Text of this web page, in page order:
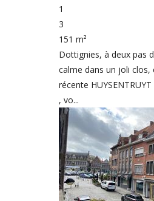
1
3
151 m²
Dottignies, à deux pas
calme dans un joli clos,
récente
, vo...